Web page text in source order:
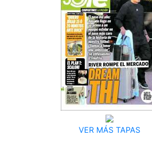
VER MÁS TAPAS